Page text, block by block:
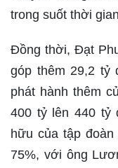
trong suốt thời
Đồng thời, Đạt
góp thêm 29,2 tỷ
phát hành thêm
400 tỷ lên 440 tỷ
hữu của tập
75%, với ông